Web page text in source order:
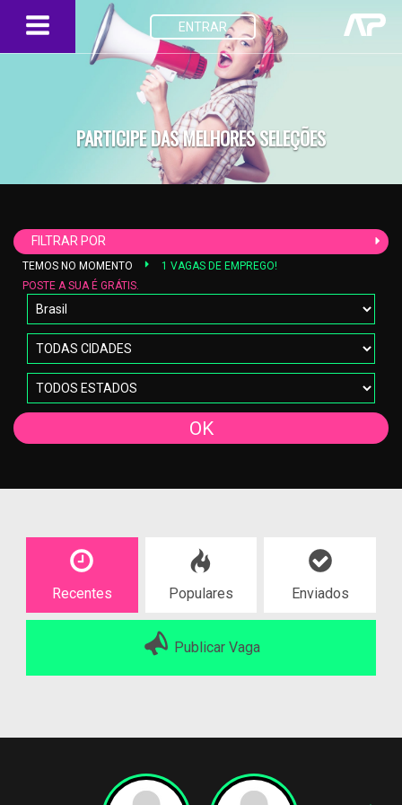
ENTRAR
PARTICIPE DAS MELHORES SELEÇÕES
FILTRAR POR
TEMOS NO MOMENTO
1 VAGAS DE EMPREGO!
POSTE A SUA É GRÁTIS.
OK
Recentes Populares Enviados
Publicar Vaga